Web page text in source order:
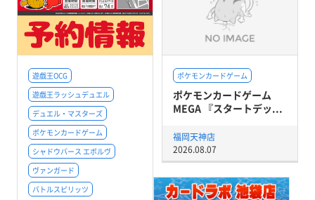
遊戯王OCG
遊戯王ラッシュデュエル
デュエル・マスターズ
ポケモンカードゲーム
シャドウバース エボルヴ
ヴァンガード
バトルスピリッツ
ポケモンカードゲーム
ポケモンカードゲーム
MEGA 『スタートデッ...
福岡天神店
2026.08.07